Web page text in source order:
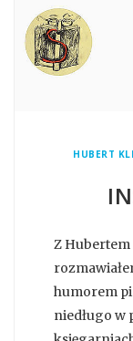
HUBERT
Z
humorem
niedługo w